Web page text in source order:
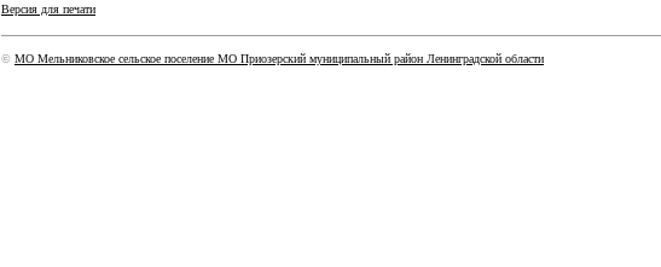
Версия для печати
© МО Мельниковское сельское поселение МО Приозерский муниципальный район Ленинградской области